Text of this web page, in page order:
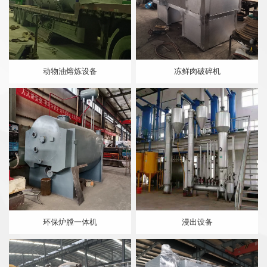
动物油熔炼设备 冻鲜肉破碎机
环保炉膛一体机 浸出设备